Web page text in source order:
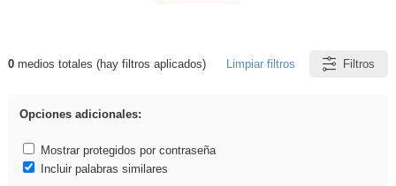
Resultados de: dividir
0medios totales (hay filtros aplicados) Limpiar filtros Filtros
Opciones adicionales:
Mostrar protegidos por contraseña
Incluir palabras similares